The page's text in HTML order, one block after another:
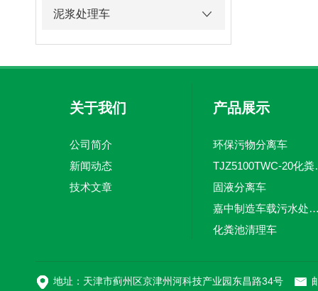
泥浆处理车
关于我们
公司简介
新闻动态
技术文章
产品展示
环保污物分离车
固液分离车
嘉中制造车载污水处理设备-环
化粪池清理车
地址：天津市蓟州区京津州河科技产业园东昌路34号